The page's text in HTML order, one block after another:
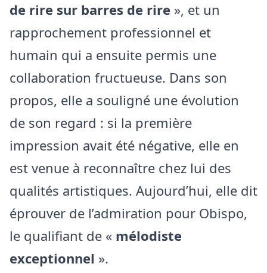
de rire sur barres de rire », et un
rapprochement professionnel et
humain qui a ensuite permis une
collaboration fructueuse. Dans son
propos, elle a souligné une évolution
de son regard : si la première
impression avait été négative, elle en
est venue à reconnaître chez lui des
qualités artistiques. Aujourd’hui, elle dit
éprouver de l’admiration pour Obispo,
le qualifiant de « mélodiste
exceptionnel ».